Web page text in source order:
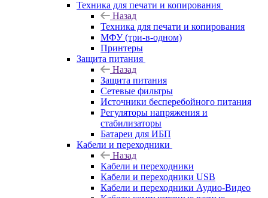
Техника для печати и копирования
Назад
Техника для печати и копирования
МФУ (три-в-одном)
Принтеры
Защита питания
Назад
Защита питания
Сетевые фильтры
Источники бесперебойного питания
Регуляторы напряжения и
стабилизаторы
Батареи для ИБП
Кабели и переходники
Назад
Кабели и переходники
Кабели и переходники USB
Кабели и переходники Аудио-Видео